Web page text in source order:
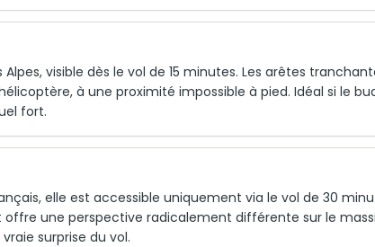
visible dès le vol de 15 minutes. Les arêtes
à une proximité impossible à pied. Idéal si le
fort.
elle est accessible uniquement via le vol de 30
une perspective radicalement différente sur le
surprise du vol.